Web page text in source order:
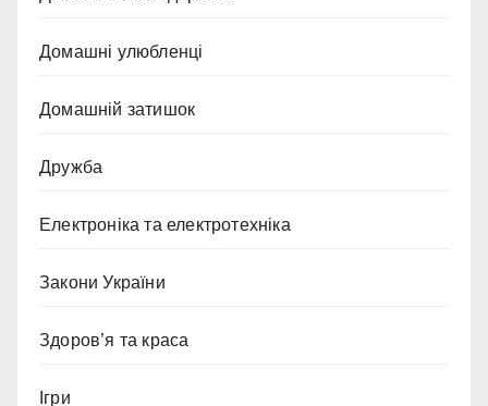
Домашні улюбленці
Домашній затишок
Дружба
Електроніка та електротехніка
Закони України
Здоров’я та краса
Ігри